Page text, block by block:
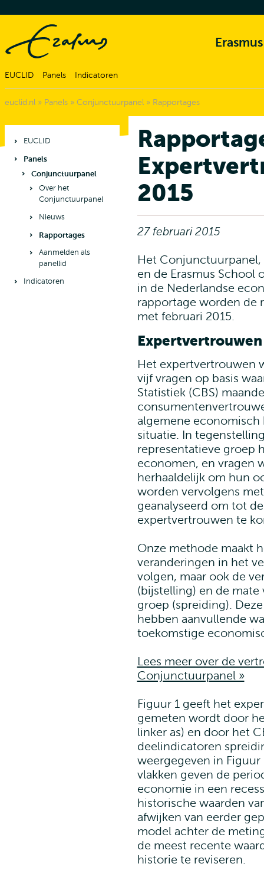
EUCLID Panels Indicatoren
euclid.nl» Panels» Conjunctuurpanel» Rapportages
EUCLID
Panels
Conjunctuurpanel
Over het
Conjunctuurpanel
Nieuws
Rapportages
Aanmelden als
panellid
Indicatoren
2015
27 februari 2015
Het Conjunctuurpanel,
en de Erasmus School
in de Nederlandse
rapportage worden de
met februari 2015.
Expertvertrouwen
Het expertvertrouwen
vijf vragen op basis
Statistiek (CBS)
algemene economisch
situatie. In
representatieve groep
economen, en vragen
herhaaldelijk om hun
worden vervolgens
geanalyseerd om tot
expertvertrouwen te
Onze methode maakt
veranderingen in het
volgen, maar ook de
(bijstelling) en de
groep (spreiding).
hebben aanvullende
toekomstige
Lees meer over de
Conjunctuurpanel »
Figuur 1 geeft het
gemeten wordt door
linker as) en door het
deelindicatoren
weergegeven in Figuur
vlakken geven de
economie in een
historische waarden
afwijken van eerder
model achter de
de meest recente
historie te reviseren.